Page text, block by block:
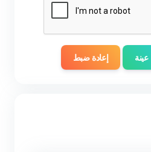
عينة إعادة ضبط